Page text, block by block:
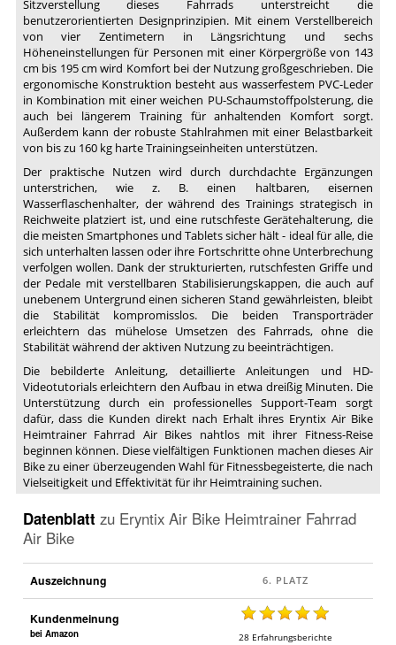
Sitzverstellung dieses Fahrrads unterstreicht die
benutzerorientierten Designprinzipien. Mit einem Verstellbereich
von vier Zentimetern in Längsrichtung und sechs
Höheneinstellungen für Personen mit einer Körpergröße von 143
cm bis 195 cm wird Komfort bei der Nutzung großgeschrieben. Die
ergonomische Konstruktion besteht aus wasserfestem PVC-Leder
in Kombination mit einer weichen PU-Schaumstoffpolsterung, die
auch bei längerem Training für anhaltenden Komfort sorgt.
Außerdem kann der robuste Stahlrahmen mit einer Belastbarkeit
von bis zu 160 kg harte Trainingseinheiten unterstützen.
Der praktische Nutzen wird durch durchdachte Ergänzungen
unterstrichen, wie z. B. einen haltbaren, eisernen
Wasserflaschenhalter, der während des Trainings strategisch in
Reichweite platziert ist, und eine rutschfeste Gerätehalterung, die
die meisten Smartphones und Tablets sicher hält - ideal für alle, die
sich unterhalten lassen oder ihre Fortschritte ohne Unterbrechung
verfolgen wollen. Dank der strukturierten, rutschfesten Griffe und
der Pedale mit verstellbaren Stabilisierungskappen, die auch auf
unebenem Untergrund einen sicheren Stand gewährleisten, bleibt
die Stabilität kompromisslos. Die beiden Transporträder
erleichtern das mühelose Umsetzen des Fahrrads, ohne die
Stabilität während der aktiven Nutzung zu beeinträchtigen.
Die bebilderte Anleitung, detaillierte Anleitungen und HD-
Videotutorials erleichtern den Aufbau in etwa dreißig Minuten. Die
Unterstützung durch ein professionelles Support-Team sorgt
dafür, dass die Kunden direkt nach Erhalt ihres Eryntix Air Bike
Heimtrainer Fahrrad Air Bikes nahtlos mit ihrer Fitness-Reise
beginnen können. Diese vielfältigen Funktionen machen dieses Air
Bike zu einer überzeugenden Wahl für Fitnessbegeisterte, die nach
Vielseitigkeit und Effektivität für ihr Heimtraining suchen.
Datenblatt zu Eryntix Air Bike Heimtrainer Fahrrad
Air Bike
Auszeichnung
Kundenmeinung
bei Amazon 28 Erfahrungsberichte